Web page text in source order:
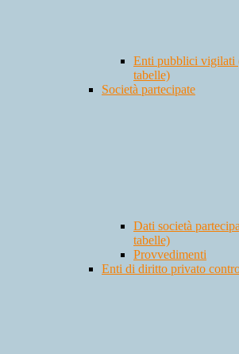
Enti pubblici vigilati
tabelle)
Società partecipate
Dati società
tabelle)
Provvedimenti
Enti di diritto privato